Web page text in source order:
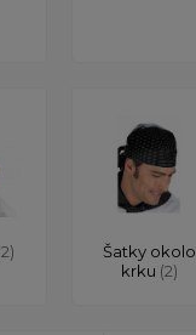
Šatky okolo
krku (2)